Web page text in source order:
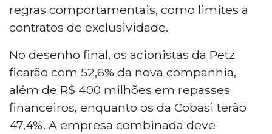
regras comportamentais, como limites a
contratos de exclusividade.
No desenho final, os acionistas da Petz
ficarão com 52,6% da nova companhia,
além de R$ 400 milhões em repasses
financeiros, enquanto os da Cobasi terão
47,4%. A empresa combinada deve